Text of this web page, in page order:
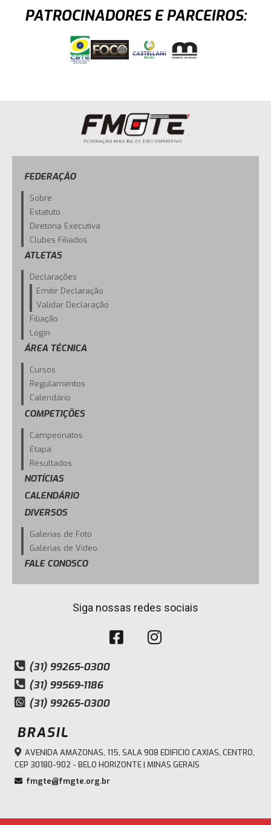
PATROCINADORES E PARCEIROS:
FEDERAÇÃO
Sobre
Estatuto
Diretoria Executiva
Clubes Filiados
ATLETAS
Declarações
Emitir Declaração
Validar Declaração
Filiação
Login
ÁREA TÉCNICA
Cursos
Regulamentos
Calendário
COMPETIÇÕES
Campeonatos
Etapa
Resultados
NOTÍCIAS
CALENDÁRIO
DIVERSOS
Galerias de Foto
Galerias de Vídeo
FALE CONOSCO
Siga nossas redes sociais
(31) 99265-0300
(31) 99569-1186
(31) 99265-0300
BRASIL
AVENIDA AMAZONAS, 115, SALA 908 EDIFICIO CAXIAS, CENTRO,
CEP 30180-902 - BELO HORIZONTE | MINAS GERAIS
fmgte@fmgte.org.br